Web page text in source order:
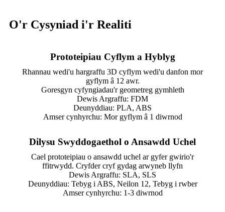
O'r Cysyniad i'r Realiti
Prototeipiau Cyflym a Hyblyg
Rhannau wedi'u hargraffu 3D cyflym wedi'u danfon mor
gyflym â 12 awr.
Goresgyn cyfyngiadau'r geometreg gymhleth
Dewis Argraffu: FDM
Deunyddiau: PLA, ABS
Amser cynhyrchu: Mor gyflym â 1 diwrnod
Dilysu Swyddogaethol o Ansawdd Uchel
Cael prototeipiau o ansawdd uchel ar gyfer gwirio'r
ffitrwydd. Cryfder cryf gydag arwyneb llyfn
Dewis Argraffu: SLA, SLS
Deunyddiau: Tebyg i ABS, Neilon 12, Tebyg i rwber
Amser cynhyrchu: 1-3 diwrnod